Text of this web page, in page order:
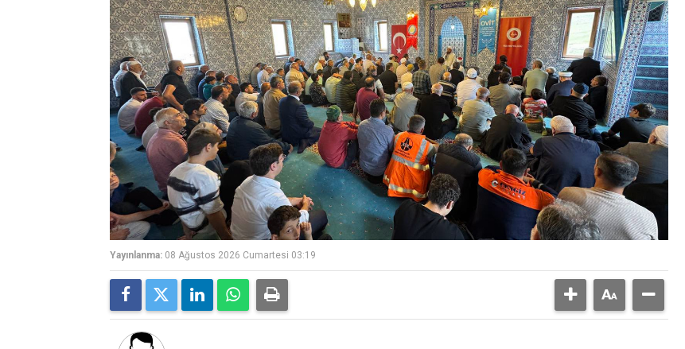
Yayınlanma: 08 Ağustos 2026 Cumartesi 03:19